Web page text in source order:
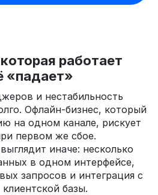
работает
«падает»
и нестабильность
Офлайн-бизнес, который
на одном канале, рискует
первом же сбое.
иначе: несколько
в одном интерфейсе,
запросов и интеграция с
базы.